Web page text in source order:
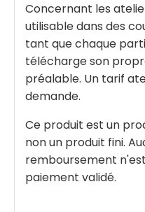
Concernant les
utilisable dans des
tant que chaque
télécharge son
préalable. Un tarif
demande.
Ce produit est un
non un produit fini.
remboursement
paiement validé.